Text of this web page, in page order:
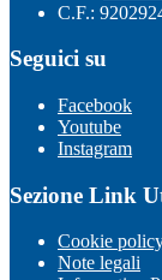
C.F.:
Seguici su
Facebook
Youtube
Instagram
Sezione Link
Cookie
Note legali